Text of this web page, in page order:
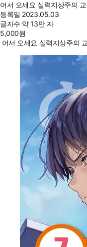
어서 오세요 실력지상주의
등록일 2023.05.03
글자수 약 13만 자
5,000원
어서 오세요 실력지상주의